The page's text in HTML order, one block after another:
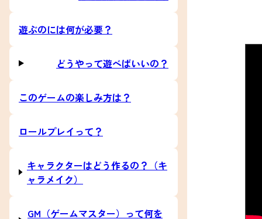
遊ぶのには何が必要？
どうやって遊べばいいの？
このゲームの楽しみ方は？
ロールプレイって？
キャラクターはどう作るの？（キ
ャラメイク）
GM（ゲームマスター）って何を